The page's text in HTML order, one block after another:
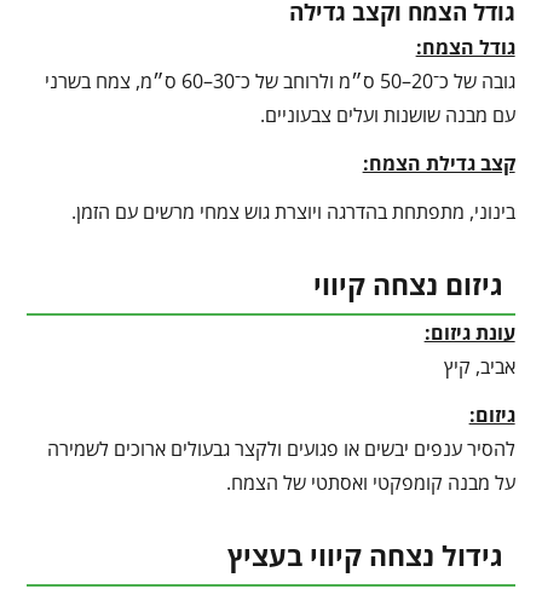
גודל הצמח וקצב גדילה
גודל הצמח:
גובה של כ־20–50 ס״מ ולרוחב של כ־30–60 ס״מ, צמח בשרני
עם מבנה שושנות ועלים צבעוניים.
קצב גדילת הצמח:
בינוני, מתפתחת בהדרגה ויוצרת גוש צמחי מרשים עם הזמן.
גיזום נצחה קיווי
עונת גיזום:
אביב, קיץ
גיזום:
להסיר ענפים יבשים או פגועים ולקצר גבעולים ארוכים לשמירה
על מבנה קומפקטי ואסתטי של הצמח.
גידול נצחה קיווי בעציץ